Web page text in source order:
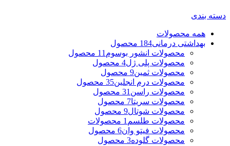
دسته بندی
همه محصولات
بهداشتی درمانی184 محصول
محصولات انشور بوسوم 11 محصول
محصولات پلی ژل4 محصول
محصولات ثمین9 محصول
محصولات درم انجلین35 محصول
محصولات راسن 31 محصول
محصولات سریتا7 محصول
محصولات شوتال9 محصول
محصولات طلسم 1 محصولات
محصولات فیتو وان6 محصول
محصولات گلوده3 محصول